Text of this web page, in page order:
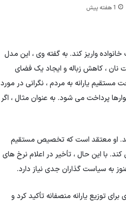
1 هفته پیش
واریز کند. به گفته وی ، این مدل
قیمت نان ، کاهش زباله و ایجاد یک فضای
مستقیم یارانه به مردم ، نگرانی در مورد
پرداخت می شود. به عنوان مثال ، اگر
دهد. او معتقد است که تخصیص مستقیم
با این حال ، تأخیر در اعلام نرخ های
به سیاست گذاران جدی نیاز دارد.
توزیع یارانه منصفانه تأکید کرد و